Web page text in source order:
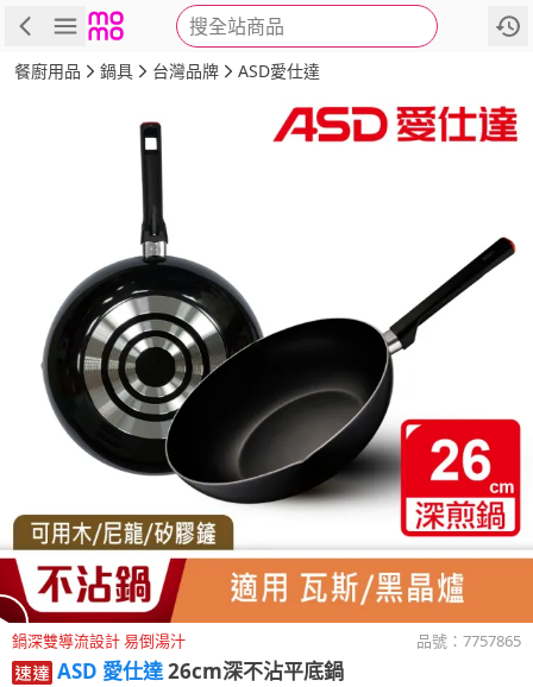
搜全站商品
商品 評價 詳情
餐廚用品 鍋具 台灣品牌 ASD愛仕達
鍋深雙導流設計 易倒湯汁 品號： 7757865
ASD 愛仕達26cm深不沾平底鍋